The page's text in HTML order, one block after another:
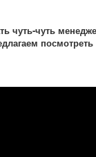
чуть-чуть